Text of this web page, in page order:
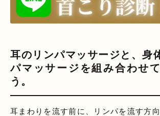
耳のリンパマッサージと、身
パマッサージを組み合わせ
う。
耳まわりを流す前に、リンパを流す方